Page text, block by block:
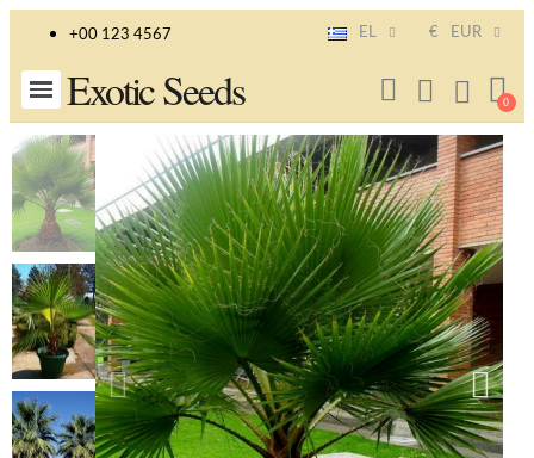
+00 123 4567 EL € EUR
Exotic Seeds